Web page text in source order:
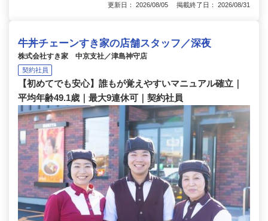
更新日： 2026/08/05 掲載終了日： 2026/08/31
牛丼チェーンすき家の店舗スタッフ／深夜
株式会社すき家 中京支社／津島神守店
契約社員
【初めてでも安心】誰もが覚えやすいマニュアル確立｜
平均年齢49.1歳｜最大9連休可｜契約社員